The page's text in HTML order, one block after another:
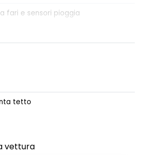
fari e sensori pioggia
e passeggero
impulsionali
e impulsionali
tetto
vettura